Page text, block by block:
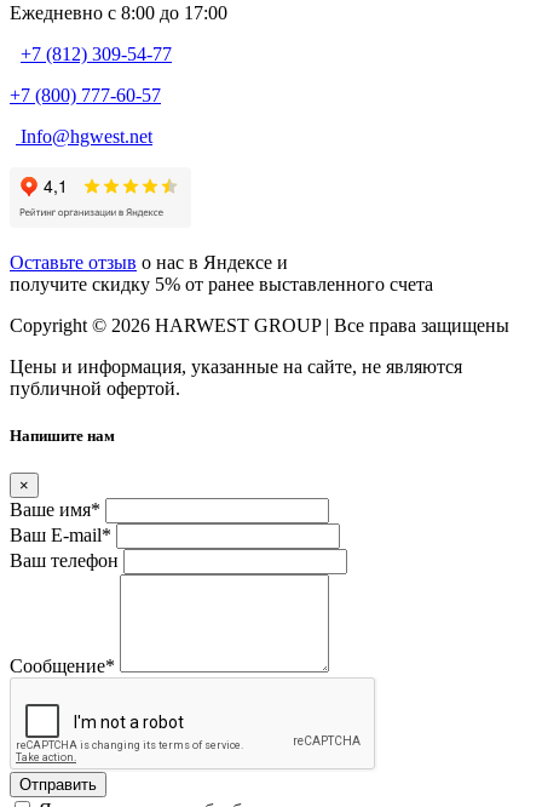
Ежедневно c 8:00 до 17:00
+7 (812) 309-54-77
+7 (800) 777-60-57
Info@hgwest.net
Оставьте отзыв о нас в Яндексе и
получите скидку 5% от ранее выставленного счета
Copyright © 2026 HARWEST GROUP | Все права защищены
Цены и информация, указанные на сайте, не являются
публичной офертой.
Напишите нам
×
Ваше имя*
Ваш E-mail*
Ваш телефон
Сообщение*